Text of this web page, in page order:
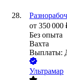
от 350 000
Без опыта
Вахта
Выплаты:
Ультрамар